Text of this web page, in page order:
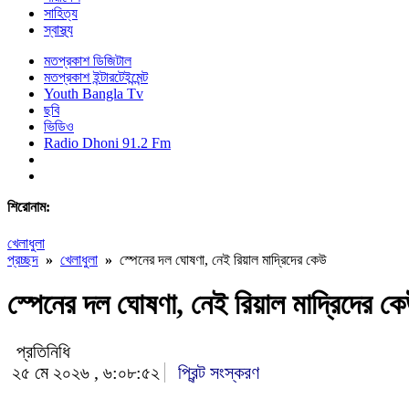
সাহিত্য
স্বাস্থ্য
মতপ্রকাশ ডিজিটাল
মতপ্রকাশ ইন্টারটেইন্মেন্ট
Youth Bangla Tv
ছবি
ভিডিও
Radio Dhoni 91.2 Fm
শিরোনাম:
খেলাধুলা
প্রচ্ছদ » খেলাধুলা » স্পেনের দল ঘোষণা, নেই রিয়াল মাদ্রিদের কেউ
স্পেনের দল ঘোষণা, নেই রিয়াল মাদ্রিদের
প্রতিনিধি
২৫ মে ২০২৬ , ৬:০৮:৫২
প্রিন্ট সংস্করণ